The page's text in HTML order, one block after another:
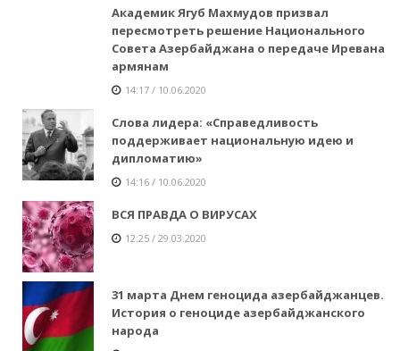
Академик Ягуб Махмудов призвал
пересмотреть решение Национального
Совета Азербайджана о передаче Иревана
армянам
14:17 / 10.06.2020
Слова лидера: «Справедливость
поддерживает национальную идею и
дипломатию»
14:16 / 10.06.2020
ВСЯ ПРАВДА О ВИРУСАХ
12:25 / 29.03.2020
31 марта Днем геноцида азербайджанцев.
История о геноциде азербайджанского
народа